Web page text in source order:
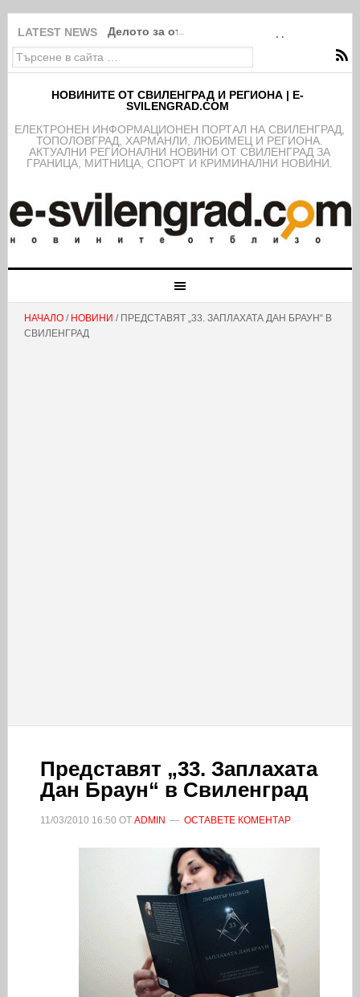
LATEST NEWS Делото за отвличане на 21-годишна в
НОВИНИТЕ ОТ СВИЛЕНГРАД И РЕГИОНА | E-
SVILENGRAD.COM
EЛЕКТРОНЕН ИНФОРМАЦИОНЕН ПОРТАЛ НА СВИЛЕНГРАД,
ТОПОЛОВГРАД, ХАРМАНЛИ, ЛЮБИМЕЦ И РЕГИОНА.
АКТУАЛНИ РЕГИОНАЛНИ НОВИНИ ОТ СВИЛЕНГРАД ЗА
ГРАНИЦА, МИТНИЦА, СПОРТ И КРИМИНАЛНИ НОВИНИ.
НАЧАЛО/ НОВИНИ / ПРЕДСТАВЯТ „33. ЗАПЛАХАТА ДАН БРАУН“ В
СВИЛЕНГРАД
Представят „33. Заплахата
Дан Браун“ в Свиленград
11/03/2010 16:50 ОТ ADMIN ОСТАВЕТЕ КОМЕНТАР